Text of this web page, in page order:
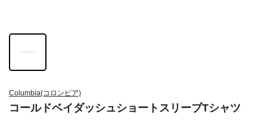
Columbia(コロンビア)
コールドベイダッシュショートスリーブTシャツ